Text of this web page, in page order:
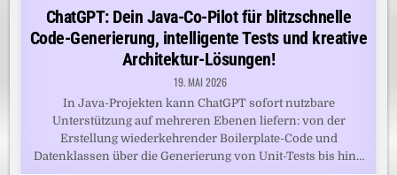
in
ChatGPT: Dein Java-Co-Pilot für blitzschnelle
Code-Generierung, intelligente Tests und kreative
Architektur-Lösungen!
19. MAI 2026
In Java-Projekten kann ChatGPT sofort nutzbare
Unterstützung auf mehreren Ebenen liefern: von der
Erstellung wiederkehrender Boilerplate-Code und
Datenklassen über die Generierung von Unit-Tests bis hin…